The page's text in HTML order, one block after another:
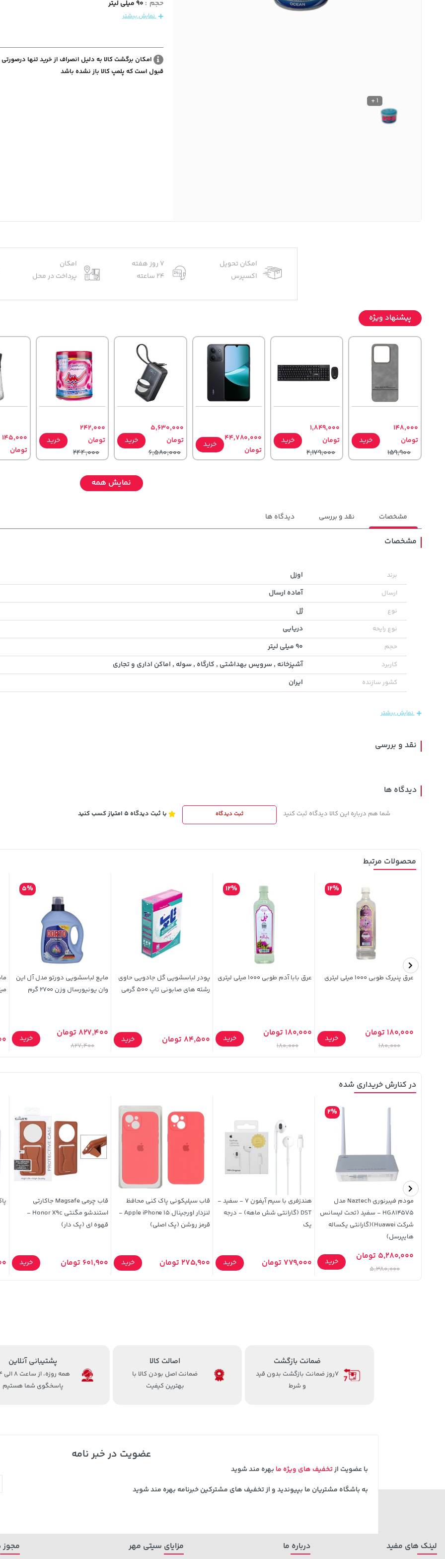
نوشیدنی ها
روشنایی و الکتریکی
1 +
حجم : 90 میلی لیتر
نمایش بیشتر
امکان برگشت کالا به دلیل انصراف از خرید تنها
قبول است که پلمپ کالا باز نشده باشد
امکان تحویل
اکسپرس
7 روز هفته
24 ساعته
امکان
پرداخت در محل
پیشنهاد ویژه
148,000
تومان
159,900
خرید
1,849,000
تومان
2,179,000
خرید
44,780,000
تومان
خرید
5,630,000
تومان
6,580,000
خرید
242,000
تومان
244,000
خرید
145,000
تومان
خرید
165,900
تومان
نمایش همه
مشخصات نقد و بررسی دیدگاه ها
مشخصات
برند اوزل
ارسال آماده ارسال
نوع ژل
نوع رایحه دریایی
حجم 90 میلی لیتر
کاربرد آشپزخانه , سرویس بهداشتی , کارگاه , سوله , اماکن اداری و تجاری
کشور سازنده ایران
نمایش بیشتر
نقد و بررسی
دیدگاه ها
شما هم درباره این کالا دیدگاه ثبت کنید ثبت دیدگاه با ثبت دیدگاه 5 امتیاز کسب کنید
محصولات مرتبط
عرق پنیرک طوبی 1000 میلی لیتری
12%
180,000 تومان
180,000
خرید
عرق بابا آدم طوبی 1000 میلی لیتری
12%
180,000 تومان
180,000
خرید
پودر لباسشویی گل جادویی حاوی
رشته های صابونی تاپ 500 گرمی
84,500 تومان خرید
مایع لباسشویی دورتو مدل آل این
وان یونیورسال وزن 2700 گرم
5%
827,400 تومان
827,400
خرید
در کنارش خریداری شده
مودم فیبرنوری Naztech مدل
HG8145V5 - سفید (تحت لیسانس
شرکت Huawei)(گارانتی یکساله
هایپرسل)
2%
5,280,000 تومان
5,380,000
خرید
هندزفری با سیم آیفون 7 - سفید -
DST (گارانتی شش ماهه) - درجه
یک
779,000 تومان خرید
قاب سیلیکونی پاک کنی محافظ
لنزدار اورجینال Apple iPhone 15 -
قرمز روشن (پک اصلی)
275,900 تومان خرید
قاب چرمی Magsafe جاکارتی
استندشو مگنتی Honor X9c -
قهوه ای (پک دار)
601,900 تومان خرید
ضمانت بازگشت
7روز ضمانت بازگشت بدون قید
و شرط
اصالت کالا
ضمانت اصل بودن کالا با
بهترین کیفیت
پشتیبانی آنلاین
همه
پاسخگوی شما هستیم
عضویت در خبر نامه
با عضویت ازتخفیف های ویژه ما بهره مند شوید
به باشگاه مشتریان ما بپیوندید و از تخفیف های مشترکین خبرنامه بهره مند شوید
لینک های مفید درباره ما مزایای سیتی مهر مجوز